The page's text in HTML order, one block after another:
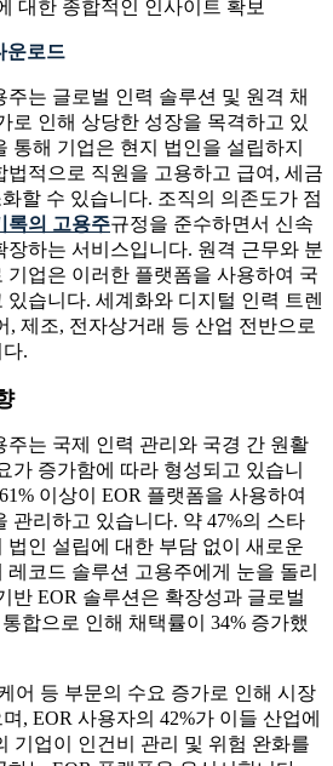
대한 종합적인 인사이트 확보
운로드
는 글로벌 인력 솔루션 및 원격 채
로 인해 상당한 성장을 목격하고 있
통해 기업은 현지 법인을 설립하지
법적으로 직원을 고용하고 급여, 세금
할 수 있습니다. 조직의 의존도가 점
록의 고용주규정을 준수하면서 신속
하는 서비스입니다. 원격 근무와 분
업은 이러한 플랫폼을 사용하여 국
습니다. 세계화와 디지털 인력 트렌
, 제조, 전자상거래 등 산업 전반으로
.
주는 국제 인력 관리와 국경 간 원활
가 증가함에 따라 형성되고 있습니
이상이 EOR 플랫폼을 사용하여
관리하고 있습니다. 약 47%의 스타
법인 설립에 대한 부담 없이 새로운
코드 솔루션 고용주에게 눈을 돌리
반 EOR 솔루션은 확장성과 글로벌
합으로 인해 채택률이 34% 증가했
어 등 부문의 수요 증가로 인해 시장
, EOR 사용자의 42%가 이들 산업에
기업이 인건비 관리 및 위험 완화를